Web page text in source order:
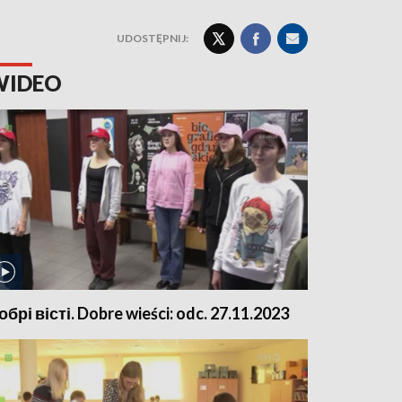
UDOSTĘPNIJ:
вісті. Dobre wieści: odc. 27.11.2023